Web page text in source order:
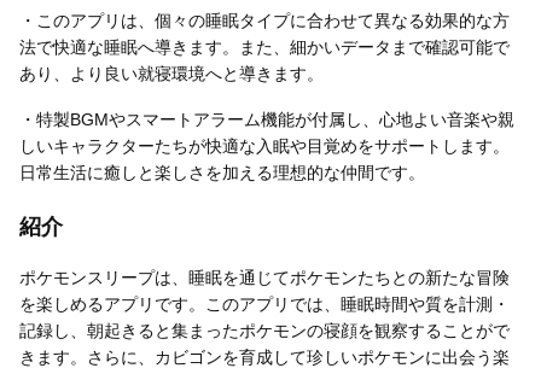
・このアプリは、個々の睡眠タイプに合わせて異なる効果的な方
法で快適な睡眠へ導きます。また、細かいデータまで確認可能で
あり、より良い就寝環境へと導きます。
・特製BGMやスマートアラーム機能が付属し、心地よい音楽や親
しいキャラクターたちが快適な入眠や目覚めをサポートします。
日常生活に癒しと楽しさを加える理想的な仲間です。
紹介
ポケモンスリープは、睡眠を通じてポケモンたちとの新たな冒険
を楽しめるアプリです。このアプリでは、睡眠時間や質を計測・
記録し、朝起きると集まったポケモンの寝顔を観察することがで
きます。さらに、カビゴンを育成して珍しいポケモンに出会う楽